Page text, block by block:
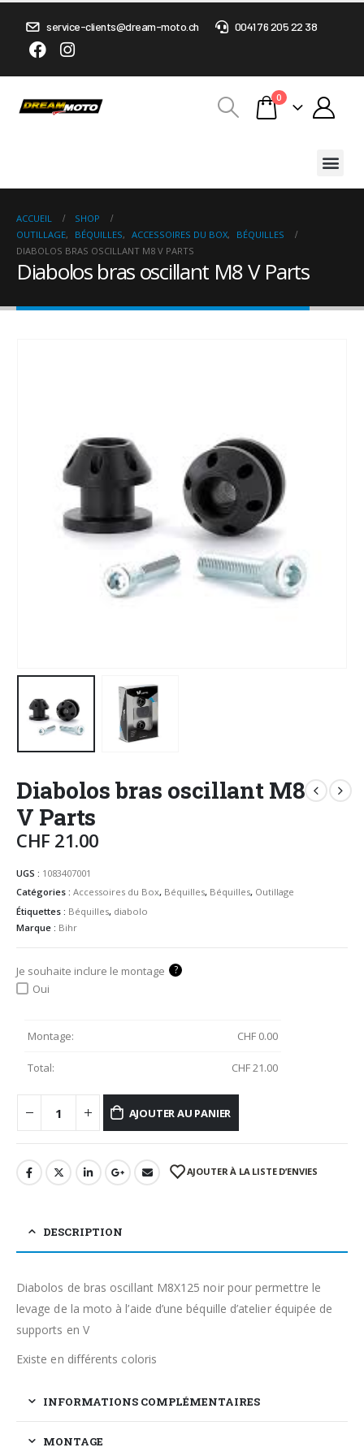
service-clients@dream-moto.ch 0041 76 205 22 38
0
ACCUEIL
SHOP
OUTILLAGE, BÉQUILLES, ACCESSOIRES DU BOX,
BÉQUILLES
DIABOLOS BRAS OSCILLANT M8 V PARTS
Diabolos bras oscillant M8 V Parts
Diabolos bras oscillant M8
V Parts
CHF 21.00
UGS : 1083407001
Catégories : Accessoires du Box, Béquilles, Béquilles, Outillage
Étiquettes : Béquilles, diabolo
Marque : Bihr
Je souhaite inclure le montage ?
Oui
Montage: CHF 0.00
Total: CHF21.00
AJOUTER AU PANIER
AJOUTER À LA LISTE D’ENVIES
DESCRIPTION
Diabolos de bras oscillant M8X125 noir pour permettre le
levage de la moto à l’aide d’une béquille d’atelier équipée de
supports en V
Existe en différents coloris
INFORMATIONS COMPLÉMENTAIRES
MONTAGE